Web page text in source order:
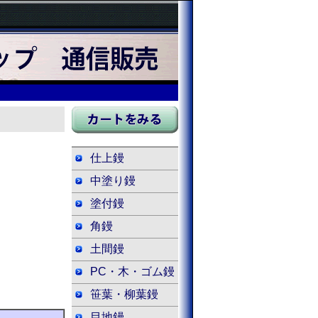
仕上鏝
中塗り鏝
塗付鏝
角鏝
土間鏝
PC・木・ゴム鏝
笹葉・柳葉鏝